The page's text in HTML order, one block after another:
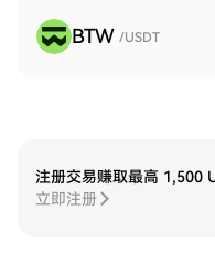
BTW /USDT
注册交易赚取最高 1,500
立即注册